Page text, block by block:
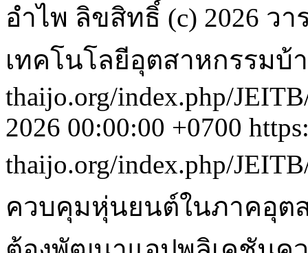
อำไพ ลิขสิทธิ์ (c) 2026 ว
เทคโนโลยีอุตสาหกรรมบ้
thaijo.org/index.php/
2026 00:00:00 +0700
thaijo.org/index.php/
ควบคุมหุ่นยนต์ในภาคอุต